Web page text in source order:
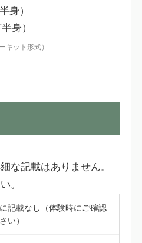
身）
身）
キット形式）
な記載はありません。
。
記載なし（体験時にご確認
い）